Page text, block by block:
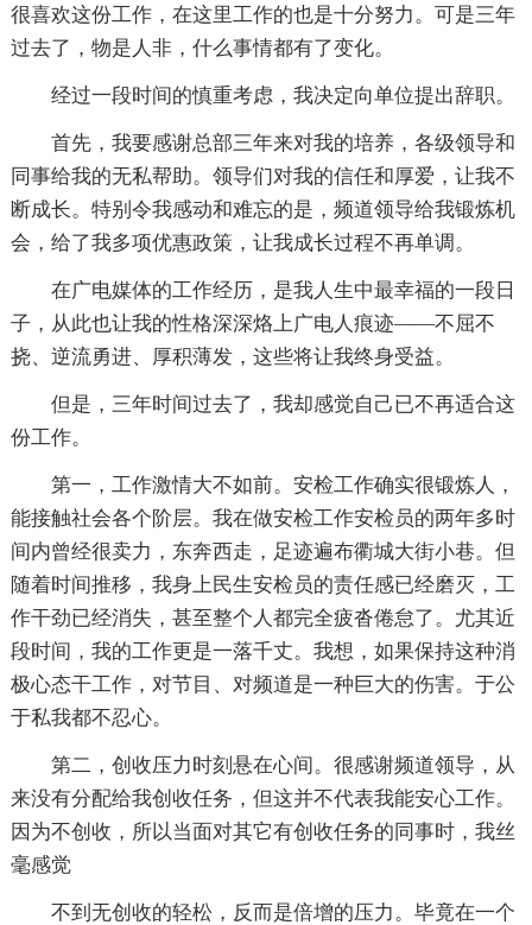
很喜欢这份工作，在这里工作的也是十分努力。可是三年
过去了，物是人非，什么事情都有了变化。
经过一段时间的慎重考虑，我决定向单位提出辞职。
首先，我要感谢总部三年来对我的培养，各级领导和
同事给我的无私帮助。领导们对我的信任和厚爱，让我不
断成长。特别令我感动和难忘的是，频道领导给我锻炼机
会，给了我多项优惠政策，让我成长过程不再单调。
在广电媒体的工作经历，是我人生中最幸福的一段日
子，从此也让我的性格深深烙上广电人痕迹——不屈不
挠、逆流勇进、厚积薄发，这些将让我终身受益。
但是，三年时间过去了，我却感觉自己已不再适合这
份工作。
第一，工作激情大不如前。安检工作确实很锻炼人，
能接触社会各个阶层。我在做安检工作安检员的两年多时
间内曾经很卖力，东奔西走，足迹遍布衢城大街小巷。但
随着时间推移，我身上民生安检员的责任感已经磨灭，工
作干劲已经消失，甚至整个人都完全疲沓倦怠了。尤其近
段时间，我的工作更是一落千丈。我想，如果保持这种消
极心态干工作，对节目、对频道是一种巨大的伤害。于公
于私我都不忍心。
第二，创收压力时刻悬在心间。很感谢频道领导，从
来没有分配给我创收任务，但这并不代表我能安心工作。
因为不创收，所以当面对其它有创收任务的同事时，我丝
毫感觉
不到无创收的轻松，反而是倍增的压力。毕竟在一个